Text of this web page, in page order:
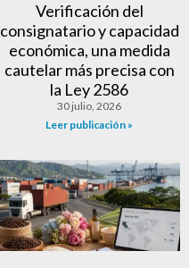
Verificación del
consignatario y capacidad
económica, una medida
cautelar más precisa con
la Ley 2586
30 julio, 2026
Leer publicación »